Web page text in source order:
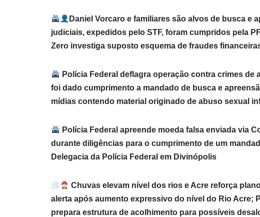
Daniel Vorcaro e familiares são alvos de busca e
judiciais, expedidos pelo STF, foram cumpridos pela
Zero investiga suposto esquema de fraudes
Polícia Federal deflagra operação contra crimes
foi dado cumprimento a mandado de busca e
mídias contendo material originado de abuso sexual
Polícia Federal apreende moeda falsa enviada via
durante diligências para o cumprimento de um
Delegacia da Polícia Federal em Divinópolis
Chuvas elevam nível dos rios e Acre reforça
alerta após aumento expressivo do nível do Rio Acre;
prepara estrutura de acolhimento para possíveis